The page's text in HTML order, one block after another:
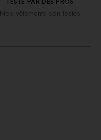
Nos vêtements son testés